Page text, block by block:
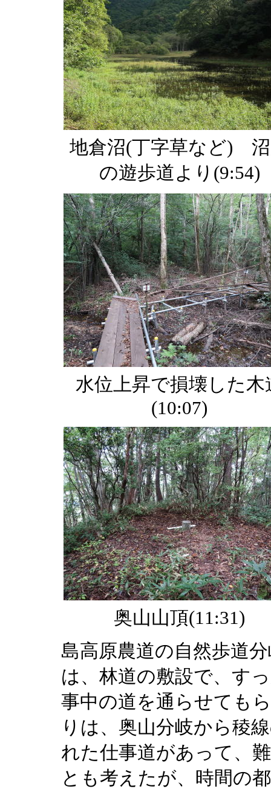
地倉沼(丁字草など)
の遊歩道より(9:54)
水位上昇で損壊した木
(10:07)
奥山山頂(11:31)
島高原農道の自然歩道
は、林道の敷設で、す
事中の道を通らせても
りは、奥山分岐から稜
れた仕事道があって、
とも考えたが、時間の